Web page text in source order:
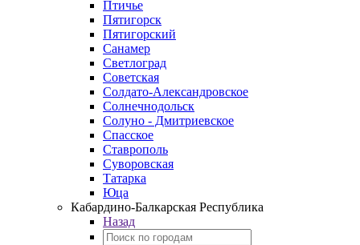
Птичье
Пятигорск
Пятигорский
Санамер
Светлоград
Советская
Солдато-Александровское
Солнечнодольск
Солуно - Дмитриевское
Спасское
Ставрополь
Суворовская
Татарка
Юца
Кабардино‑Балкарская Республика
Назад